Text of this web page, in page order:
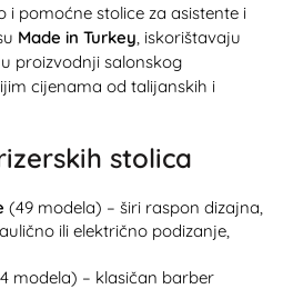
i pomoćne stolice za asistente i
Made in Turkey, iskorištavaju
proizvodnji salonskog
cijenama od talijanskih i
stolica
(49 modela) – širi raspon dizajna,
ili električno podizanje,
modela) – klasičan barber